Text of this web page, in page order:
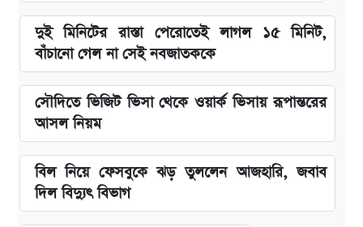
দুই মিনিটের রাস্তা পেরোতেই লাগল ১৫ মিনিট,
বাঁচানো গেল না সেই নবজাতককে
সৌদিতে ভিজিট ভিসা থেকে ওয়ার্ক ভিসায় রূপান্তরের
আসল নিয়ম
বিল নিয়ে ফেসবুকে ঝড় তুললেন আজহারি, জবাব
দিল বিদ্যুৎ বিভাগ